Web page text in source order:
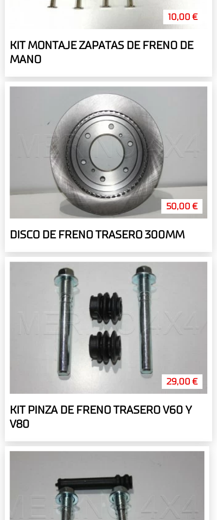
10,00 €
KIT MONTAJE ZAPATAS DE FRENO DE
MANO
50,00 €
DISCO DE FRENO TRASERO 300MM
29,00 €
KIT PINZA DE FRENO TRASERO V60 Y
V80